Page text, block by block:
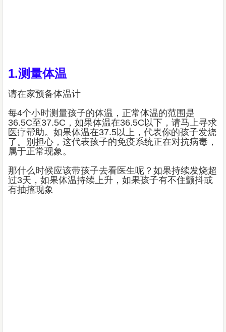
1.测量体温
请在家预备体温计
每4个小时测量孩子的体温，正常体温的范围是
36.5C至37.5C，如果体温在36.5C以下，请马上寻求
医疗帮助。如果体温在37.5以上，代表你的孩子发烧
了。别担心，这代表孩子的免疫系统正在对抗病毒，
属于正常现象。
那什么时候应该带孩子去看医生呢？如果持续发烧超
过3天，如果体温持续上升，如果孩子有不住颤抖或
有抽搐现象